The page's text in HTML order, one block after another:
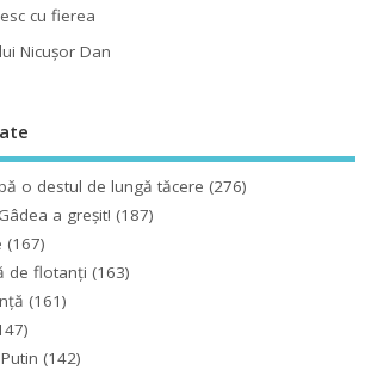
cu fierea
Nicuşor Dan
o destul de lungă tăcere (276)
a greşit! (187)
(167)
de flotanţi (163)
(161)
(142)